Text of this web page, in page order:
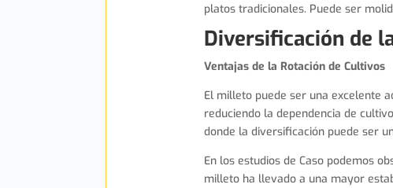
platos tradicionales. Puede ser
Diversificación de
Ventajas de la Rotación de Cultivos
El milleto puede ser una excelente
reduciendo la dependencia de
donde la diversificación puede ser
En los estudios de Caso podemos
milleto ha llevado a una mayor